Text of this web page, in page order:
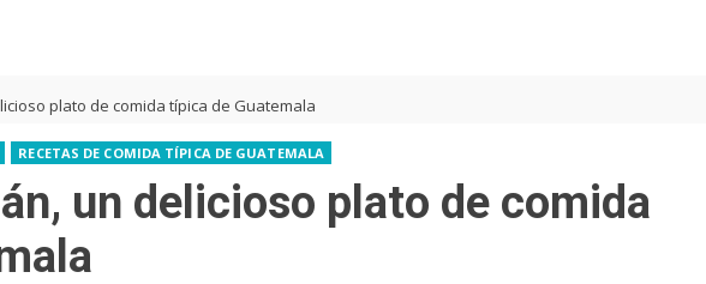
plato de comida típica de Guatemala
RECETAS DE COMIDA TÍPICA DE GUATEMALA
un delicioso plato de comida